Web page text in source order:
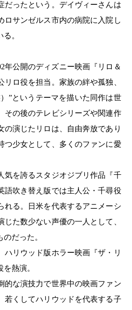
だったという。デイヴィーさんは
ロサンゼルス市内の病院に入院し
。
年公開のディズニー映画『リロ＆
リロ役を担当。家族の絆や孤独、
”というテーマを描いた同作は世
その後のテレビシリーズや関連作
の演じたリロは、自由奔放であり
つ少女として、多くのファンに愛
気を誇るスタジオジブリ作品『千
語吹き替え版では主人公・千尋役
れる。日米を代表するアニメーシ
じた数少ない声優の一人として、
だった。
ハリウッド版ホラー映画『ザ・リ
熱演。
的な演技力で世界中の映画ファン
若くしてハリウッドを代表する子